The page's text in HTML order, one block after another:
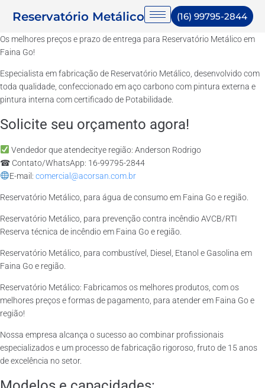
Reservatório Metálico (16) 99795-2844
Os melhores preços e prazo de entrega para Reservatório Metálico em
Faina Go!
Especialista em fabricação de Reservatório Metálico, desenvolvido com
toda qualidade, confeccionado em aço carbono com pintura externa e
pintura interna com certificado de Potabilidade.
Solicite seu orçamento agora!
Vendedor que atendecitye região: Anderson Rodrigo
☎ Contato/WhatsApp: 16-99795-2844
E-mail: comercial@acorsan.com.br
Reservatório Metálico, para água de consumo em Faina Go e região.
Reservatório Metálico, para prevenção contra incêndio AVCB/RTI
Reserva técnica de incêndio em Faina Go e região.
Reservatório Metálico, para combustível, Diesel, Etanol e Gasolina em
Faina Go e região.
Reservatório Metálico: Fabricamos os melhores produtos, com os
melhores preços e formas de pagamento, para atender em Faina Go e
região!
Nossa empresa alcança o sucesso ao combinar profissionais
especializados e um processo de fabricação rigoroso, fruto de 15 anos
de excelência no setor.